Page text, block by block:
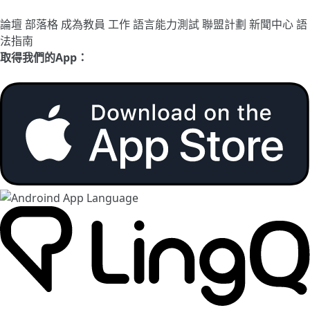
論壇部落格 成為教員 工作語言能力測試聯盟計劃 新聞中心語
法指南
取得我們的App：